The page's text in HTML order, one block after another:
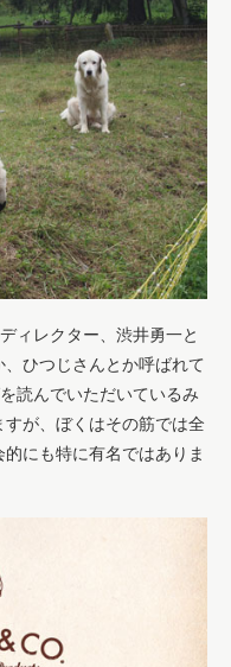
ィレクター、渋井勇一と
ひつじさんとか呼ばれて
読んでいただいているみ
が、ぼくはその筋では全
にも特に有名ではありま